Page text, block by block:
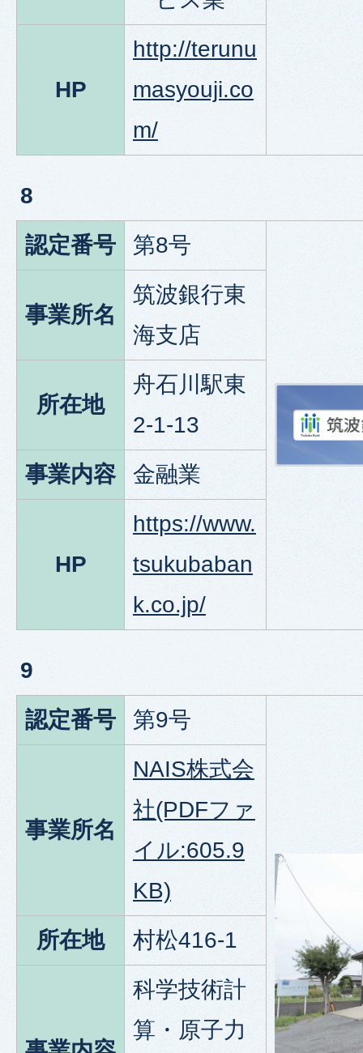
HP
http://terunu
masyouji.co
m/
8
認定番号
第8号
事業所名
筑波銀行東
海支店
所在地
舟石川駅東
2-1-13
事業内容
金融業
HP
https://www.
tsukubaban
k.co.jp/
9
認定番号
第9号
事業所名
NAIS株式会
社(PDFファ
イル:605.9
KB)
所在地
村松416-1
科学技術計
算・原子力